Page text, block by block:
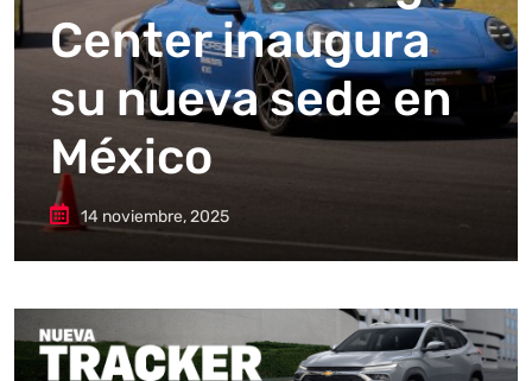
Center inaugura
su nueva sede en
México
14 noviembre, 2025